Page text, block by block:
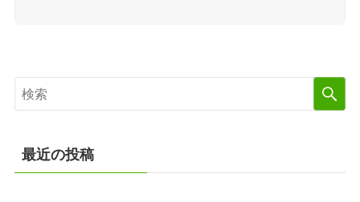
最近の投稿